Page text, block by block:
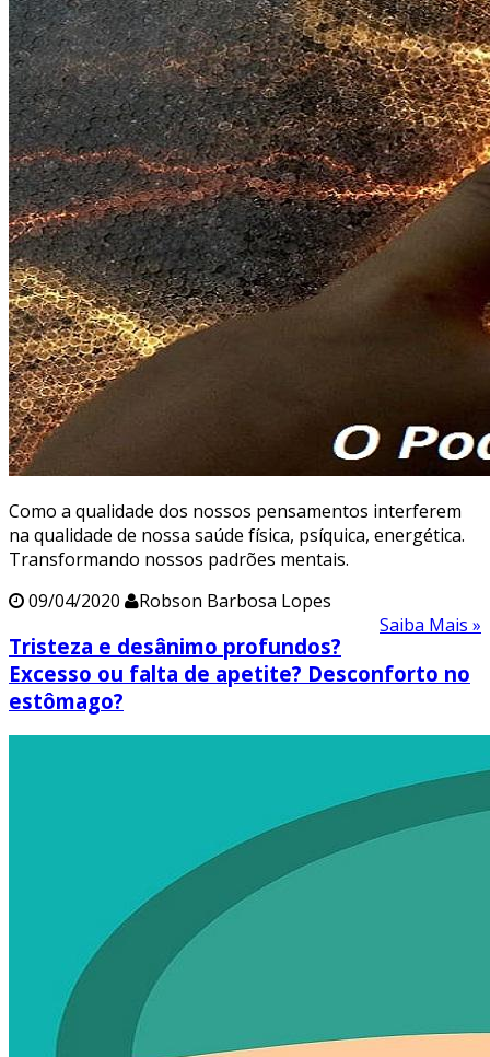
Como a qualidade dos nossos pensamentos interferem
na qualidade de nossa saúde física, psíquica, energética.
Transformando nossos padrões mentais.
09/04/2020
Robson Barbosa Lopes
Saiba Mais »
Tristeza e desânimo profundos?
Excesso ou falta de apetite? Desconforto no
estômago?